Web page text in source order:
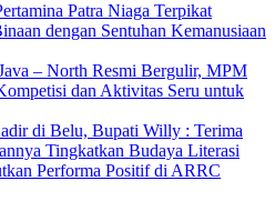
Patra Niaga Terpikat
dengan Sentuhan Kemanusiaan
– North Resmi Bergulir, MPM
dan Aktivitas Seru untuk
di Belu, Bupati Willy : Terima
Tingkatkan Budaya Literasi
Performa Positif di ARRC